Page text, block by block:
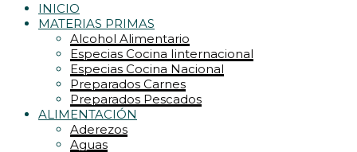
INICIO
MATERIAS PRIMAS
Alcohol Alimentario
Especias Cocina Iinternacional
Especias Cocina Nacional
Preparados Carnes
Preparados Pescados
ALIMENTACIÓN
Aderezos
Aguas